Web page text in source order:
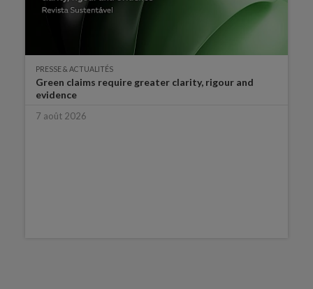
PRESSE & ACTUALITÉS
Green claims require greater clarity, rigour and
evidence
7 août 2026